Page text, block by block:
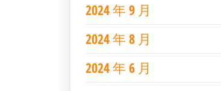
2024 年 9 月
2024 年 8 月
2024 年 6 月